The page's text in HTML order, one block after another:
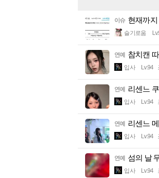
이슈 현재까지
슬기로움
연예 참치캔
입사 Lv.94
연예 리센느
입사 Lv.94
연예 리센느
입사 Lv.94
연예 섬의 날
입사 Lv.94